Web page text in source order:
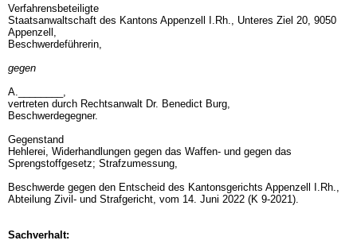
Verfahrensbeteiligte
Staatsanwaltschaft des Kantons Appenzell I.Rh., Unteres Ziel 20, 9050
Appenzell,
Beschwerdeführerin,
gegen
A.________,
vertreten durch Rechtsanwalt Dr. Benedict Burg,
Beschwerdegegner.
Gegenstand
Hehlerei, Widerhandlungen gegen das Waffen- und gegen das
Sprengstoffgesetz; Strafzumessung,
Beschwerde gegen den Entscheid des Kantonsgerichts Appenzell I.Rh.,
Abteilung Zivil- und Strafgericht, vom 14. Juni 2022 (K 9-2021).
Sachverhalt: